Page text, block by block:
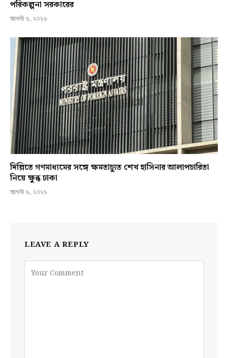
পরিকল্পনা সরকারের
আগস্ট ৬, ২০২৬
দিল্লিতে গণমাধ্যমের সঙ্গে ক্ষমতাচ্যুত শেখ হাসিনার আলাপচারিতা
নিয়ে ক্ষুব্ধ ঢাকা
আগস্ট ৬, ২০২৬
LEAVE A REPLY